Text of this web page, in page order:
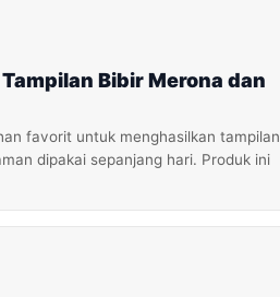
Bibir Merona dan
favorit untuk menghasilkan tampilan
dipakai sepanjang hari. Produk ini